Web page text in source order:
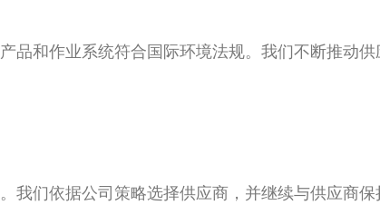
品和作业系统符合国际环境法规。我们不断推动
我们依据公司策略选择供应商，并继续与供应商